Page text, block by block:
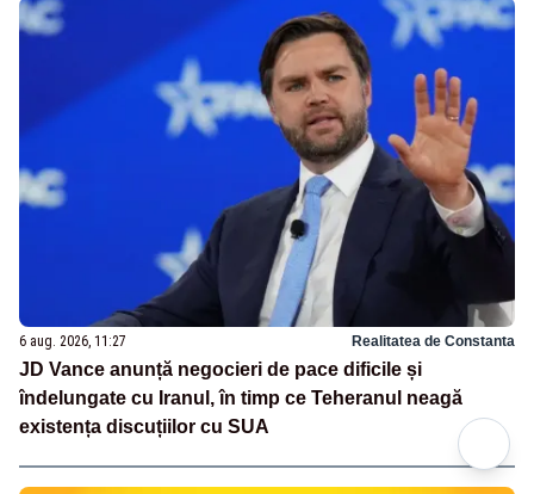
6 aug. 2026, 11:27 Realitatea de Constanta
JD Vance anunță negocieri de pace dificile și
îndelungate cu Iranul, în timp ce Teheranul neagă
existența discuțiilor cu SUA